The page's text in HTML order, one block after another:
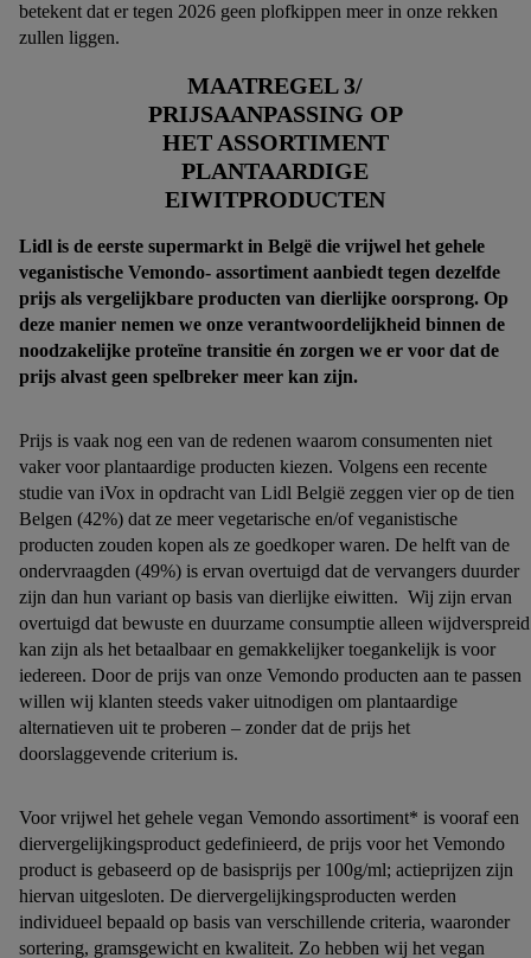
betekent dat er tegen 2026 geen plofkippen meer in onze rekken
zullen liggen.
MAATREGEL 3/
PRIJSAANPASSING OP
HET ASSORTIMENT
PLANTAARDIGE
EIWITPRODUCTEN
Lidl is de eerste supermarkt in Belgë die vrijwel het gehele
veganistische Vemondo- assortiment aanbiedt tegen dezelfde
prijs als vergelijkbare producten van dierlijke oorsprong.​ Op
deze manier nemen we onze verantwoordelijkheid binnen de
noodzakelijke proteïne transitie én zorgen we er voor dat de
prijs alvast geen spelbreker meer kan zijn.
Prijs is vaak nog een van de redenen waarom consumenten niet
vaker voor plantaardige producten kiezen. Volgens een recente
studie van iVox in opdracht van Lidl België zeggen vier op de tien
Belgen (42%) dat ze meer vegetarische en/of veganistische
producten zouden kopen als ze goedkoper waren. De helft van de
ondervraagden (49%) is ervan overtuigd dat de vervangers duurder
zijn dan hun variant op basis van dierlijke eiwitten. Wij zijn ervan
overtuigd dat bewuste en duurzame consumptie alleen wijdverspreid
kan zijn als het betaalbaar en gemakkelijker toegankelijk is voor
iedereen. Door de prijs van onze Vemondo producten aan te passen
willen wij klanten steeds vaker uitnodigen om plantaardige
alternatieven uit te proberen – zonder dat de prijs het
doorslaggevende criterium is.​
Voor vrijwel het gehele vegan Vemondo assortiment* is vooraf een
diervergelijkingsproduct gedefinieerd, de prijs voor het Vemondo
product is gebaseerd op de basisprijs per 100g/ml; actieprijzen zijn
hiervan uitgesloten. De diervergelijkingsproducten werden
individueel bepaald op basis van verschillende criteria, waaronder
sortering, gramsgewicht en kwaliteit. Zo hebben wij het vegan